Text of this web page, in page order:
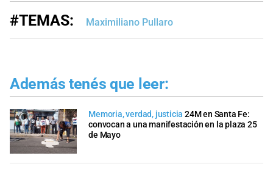
#TEMAS: Maximiliano Pullaro
Además tenés que leer:
Memoria, verdad, justicia 24M en Santa Fe:
convocan a una manifestación en la plaza 25
de Mayo